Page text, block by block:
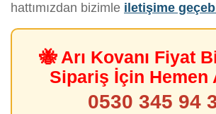
hattımızdan bizimle iletişime
🐝 Arı Kovanı Fiyat
Sipariş İçin Hemen
0530 345 94